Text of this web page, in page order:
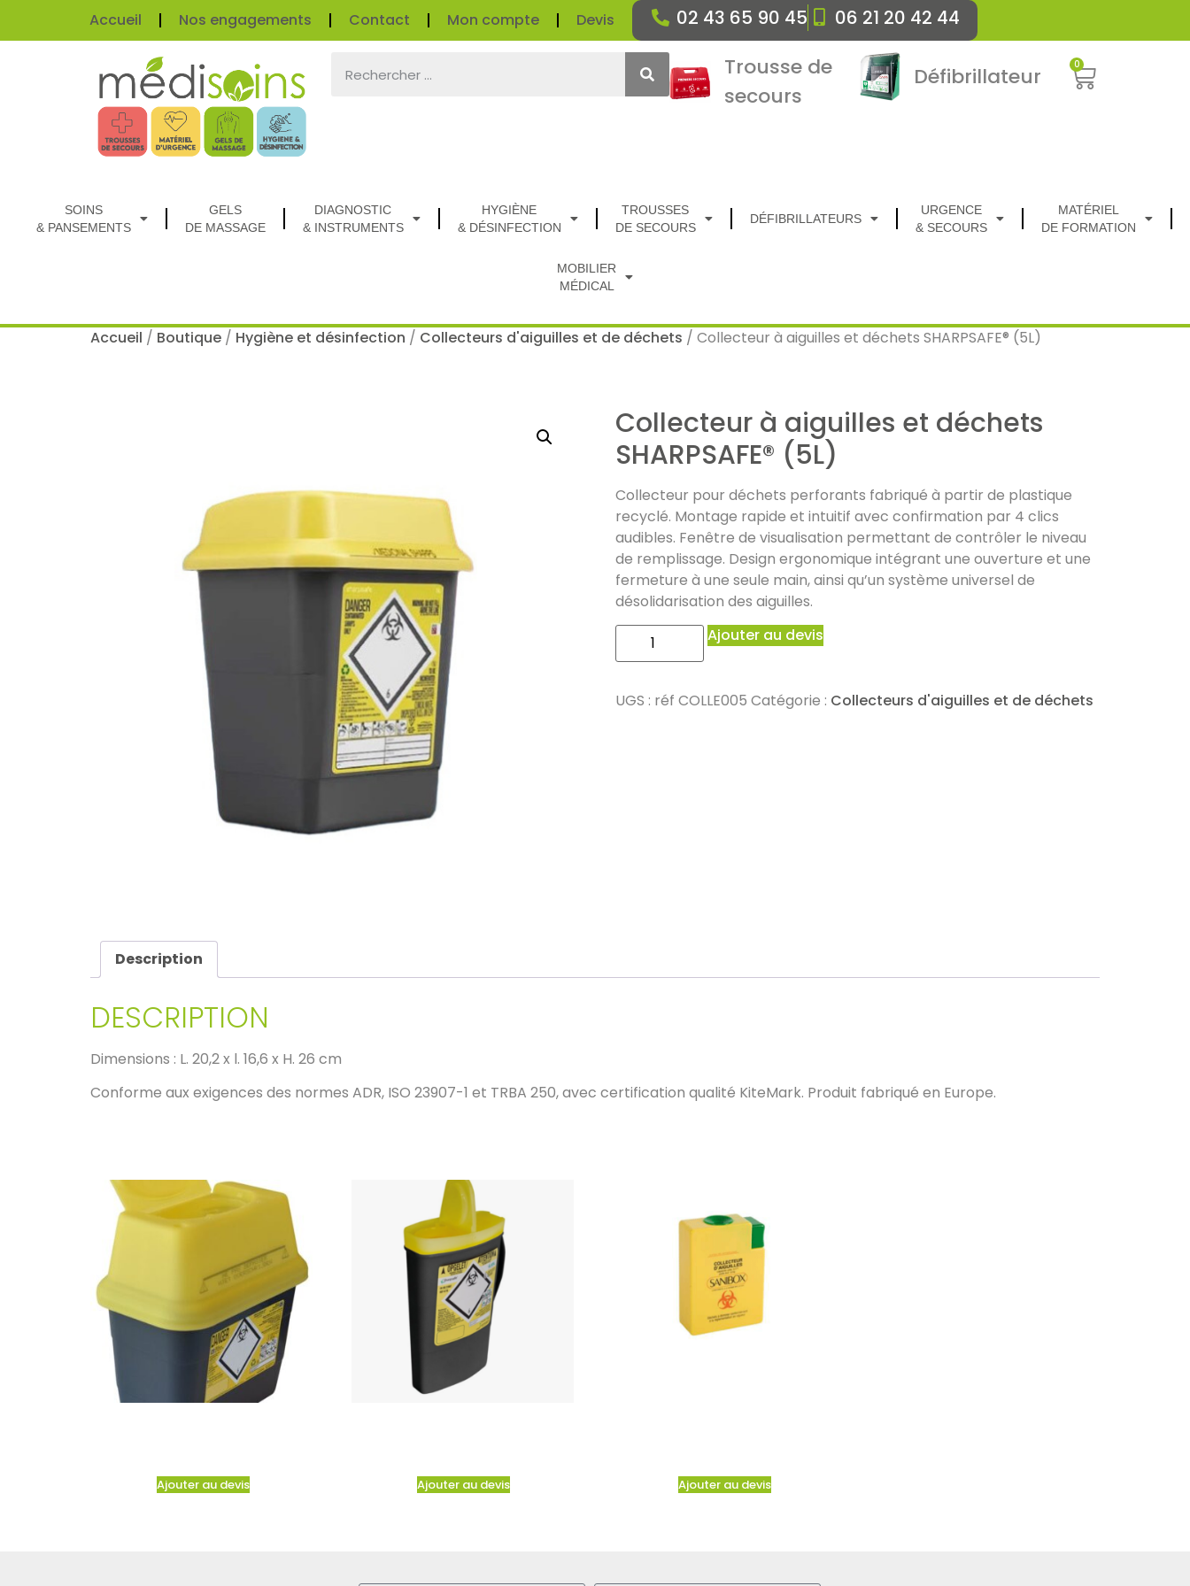
Accueil Nos engagements Contact Mon compte Devis 02 43 65 90 45 06 21 20 42 44
Trousse de
secours
Défibrillateur 0
SOINS
& PANSEMENTS
GELS
DE MASSAGE
DIAGNOSTIC
& INSTRUMENTS
HYGIÈNE
& DÉSINFECTION
TROUSSES
DE SECOURS
DÉFIBRILLATEURS
URGENCE
& SECOURS
MATÉRIEL
DE FORMATION
MOBILIER
MÉDICAL
Accueil / Boutique / Hygiène et désinfection / Collecteurs d'aiguilles et de déchets / Collecteur à aiguilles et déchets SHARPSAFE® (5L)
Collecteur à aiguilles et déchets
SHARPSAFE® (5L)
Collecteur pour déchets perforants fabriqué à partir de plastique
recyclé. Montage rapide et intuitif avec confirmation par 4 clics
audibles. Fenêtre de visualisation permettant de contrôler le niveau
de remplissage. Design ergonomique intégrant une ouverture et une
fermeture à une seule main, ainsi qu’un système universel de
désolidarisation des aiguilles.
Ajouter au devis
UGS : réf COLLE005 Catégorie : Collecteurs d'aiguilles et de déchets
Description
DESCRIPTION
Dimensions : L. 20,2 x l. 16,6 x H. 26 cm
Conforme aux exigences des normes ADR, ISO 23907-1 et TRBA 250, avec certification qualité KiteMark. Produit fabriqué en Europe.
Ajouter au devis Ajouter au devis Ajouter au devis